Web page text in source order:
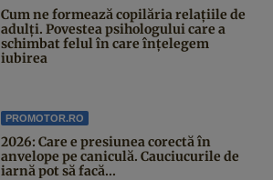
Cum ne formează copilăria relațiile de
adulți. Povestea psihologului care a
schimbat felul în care înțelegem
iubirea
PROMOTOR.RO
2026: Care e presiunea corectă în
anvelope pe caniculă. Cauciucurile de
iarnă pot să facă...